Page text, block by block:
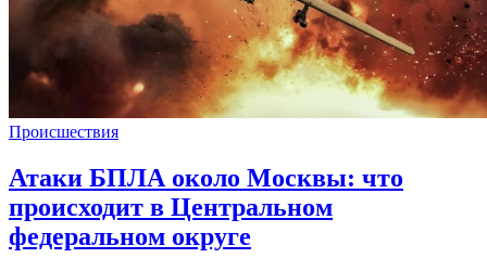
Происшествия
Атаки БПЛА около Москвы: что
происходит в Центральном
федеральном округе